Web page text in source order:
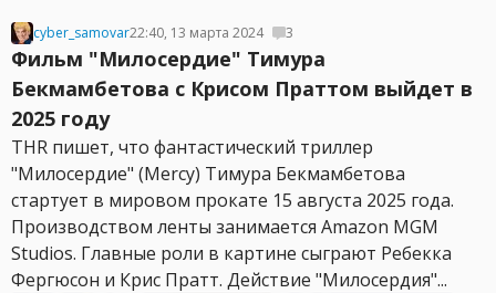
cyber_samovar22:40, 13 марта 2024 3
Фильм "Милосердие" Тимура
Бекмамбетова с Крисом Праттом выйдет в
2025 году
THR пишет, что фантастический триллер
"Милосердие" (Mercy) Тимура Бекмамбетова
стартует в мировом прокате 15 августа 2025 года.
Производством ленты занимается Amazon MGM
Studios. Главные роли в картине сыграют Ребекка
Фергюсон и Крис Пратт. Действие "Милосердия"...